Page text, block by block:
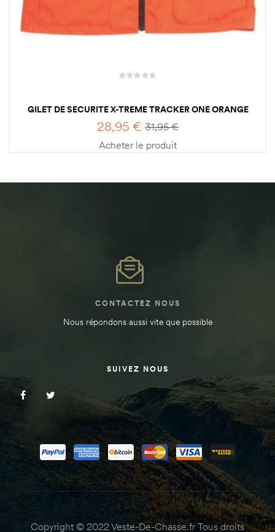
GILET DE SECURITE X-TREME TRACKER ONE ORANGE
BROWNING31,95€
28,95 €
Acheter le produit
CONTACTEZ NOUS
Nous répondons aussi vite que possible
SUIVEZ NOUS
Copyright © 2022 Veste-De-Chasse.fr Tous droits